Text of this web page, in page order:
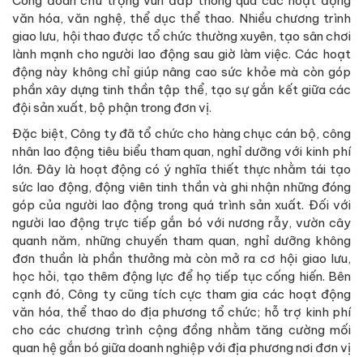
văn hóa, văn nghệ, thể dục thể thao. Nhiều chương trình
giao lưu, hội thao được tổ chức thường xuyên, tạo sân chơi
lành mạnh cho người lao động sau giờ làm việc. Các hoạt
động này không chỉ giúp nâng cao sức khỏe mà còn góp
phần xây dựng tinh thần tập thể, tạo sự gắn kết giữa các
đội sản xuất, bộ phận trong đơn vị.
Đặc biệt, Công ty đã tổ chức cho hàng chục cán bộ, công
nhân lao động tiêu biểu tham quan, nghỉ dưỡng với kinh phí
lớn. Đây là hoạt động có ý nghĩa thiết thực nhằm tái tạo
sức lao động, động viên tinh thần và ghi nhận những đóng
góp của người lao động trong quá trình sản xuất. Đối với
người lao động trực tiếp gắn bó với nương rẫy, vườn cây
quanh năm, những chuyến tham quan, nghỉ dưỡng không
đơn thuần là phần thưởng mà còn mở ra cơ hội giao lưu,
học hỏi, tạo thêm động lực để họ tiếp tục cống hiến. Bên
cạnh đó, Công ty cũng tích cực tham gia các hoạt động
văn hóa, thể thao do địa phương tổ chức; hỗ trợ kinh phí
cho các chương trình cộng đồng nhằm tăng cường mối
quan hệ gắn bó giữa doanh nghiệp với địa phương nơi đơn vị